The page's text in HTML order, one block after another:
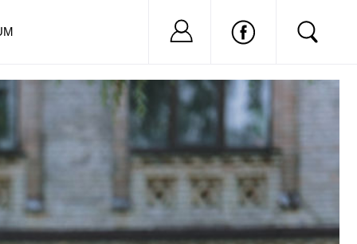
Nu ai cont?